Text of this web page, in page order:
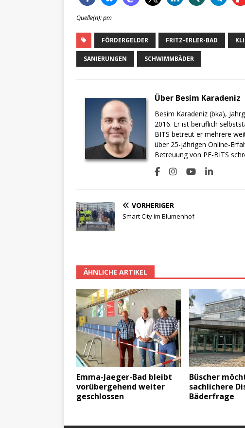
Quelle(n): pm
FÖRDERGELDER FRITZ-ERLER-BAD
SANIERUNGEN SCHWIMMBÄDER
Über Besim Karadeniz
Besim Karadeniz (bka),
2016. Er ist beruflich
BITS betreut er mehrere
über 25-jährigen Online-
Betreuung von PF-BITS
VORHERIGER
Smart City im Blumenhof
ÄHNLICHE ARTIKEL
Emma-Jaeger-Bad bleibt
vorübergehend weiter
geschlossen
Büscher
sachlichere
Bäderfrage